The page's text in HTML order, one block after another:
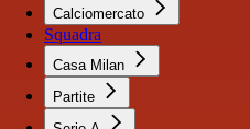
Calciomercato
Squadra
Casa Milan
Partite